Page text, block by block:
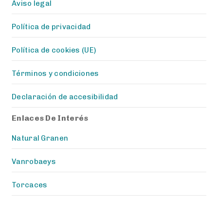
Aviso legal
Política de privacidad
Política de cookies (UE)
Términos y condiciones
Declaración de accesibilidad
Enlaces De Interés
Natural Granen
Vanrobaeys
Torcaces